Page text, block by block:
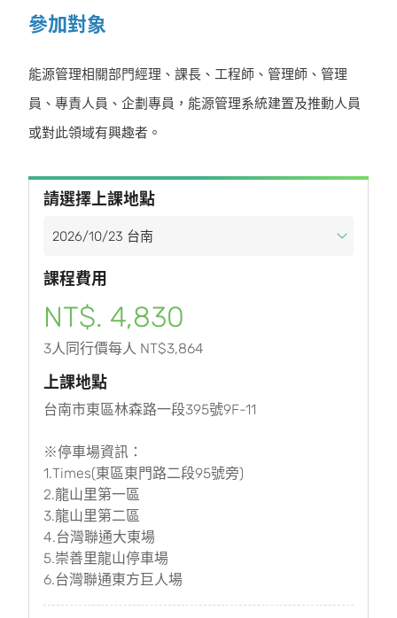
參加對象
能源管理相關部門經理、課長、工程師、管理師、管理
員、專責人員、企劃專員，能源管理系統建置及推動人員
或對此領域有興趣者。
請選擇上課地點
課程費用
NT$. 4,830
3人同行價每人 NT$3,864
上課地點
台南市東區林森路一段395號9F-11
※停車場資訊：
1.Times(東區東門路二段95號旁)
2.龍山里第一區
3.龍山里第二區
4.台灣聯通大東場
5.崇善里龍山停車場
6.台灣聯通東方巨人場